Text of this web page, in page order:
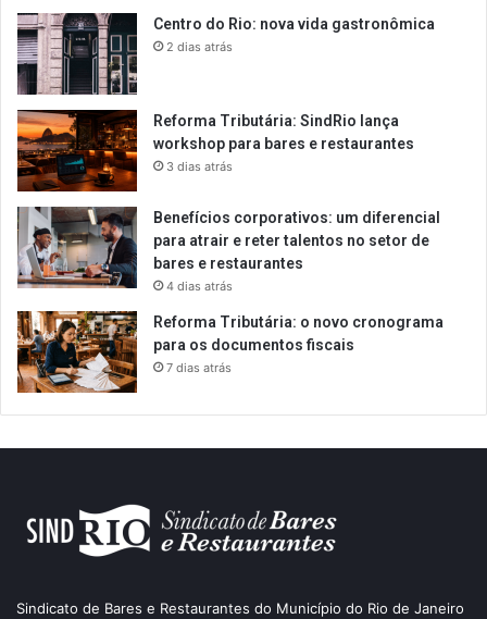
Centro do Rio: nova vida gastronômica
2 dias atrás
Reforma Tributária: SindRio lança
workshop para bares e restaurantes
3 dias atrás
Benefícios corporativos: um diferencial
para atrair e reter talentos no setor de
bares e restaurantes
4 dias atrás
Reforma Tributária: o novo cronograma
para os documentos fiscais
7 dias atrás
Sindicato de Bares e Restaurantes do Município do Rio de Janeiro